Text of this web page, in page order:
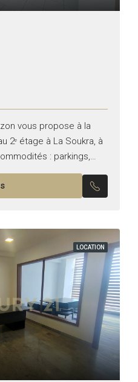
vous propose à la
2ᵉ étage à La Soukra, à
: parkings,
commerciaux.
LOCATION